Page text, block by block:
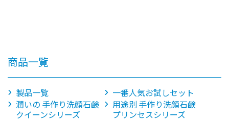
商品一覧
製品一覧
一番人気お試しセット
潤いの 手作り洗顔石鹸
クイーンシリーズ
用途別 手作り洗顔石鹸
プリンセスシリーズ